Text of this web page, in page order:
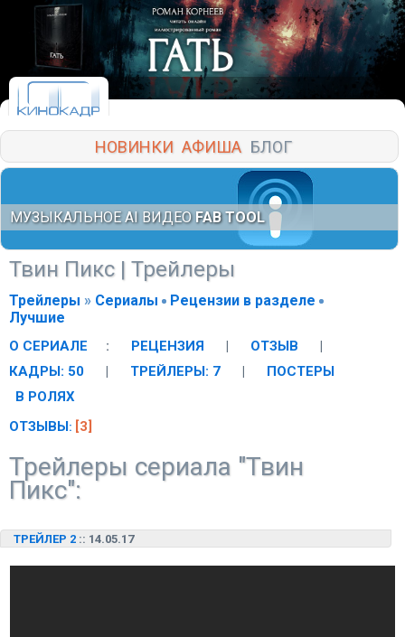
НОВИНКИ АФИША БЛОГ
МУЗЫКАЛЬНОЕ AI ВИДЕО FAB TOOL
Твин Пикс | Трейлеры
Трейлеры » Сериалы
Рецензии в разделе
Лучшие
О СЕРИАЛЕ : РЕЦЕНЗИЯ | ОТЗЫВ
|
КАДРЫ: 50
| ТРЕЙЛЕРЫ: 7 |
ПОСТЕРЫ
В РОЛЯХ
ОТЗЫВЫ: [3]
Трейлеры сериала "Твин
Пикс":
ТРЕЙЛЕР 2 :: 14.05.17